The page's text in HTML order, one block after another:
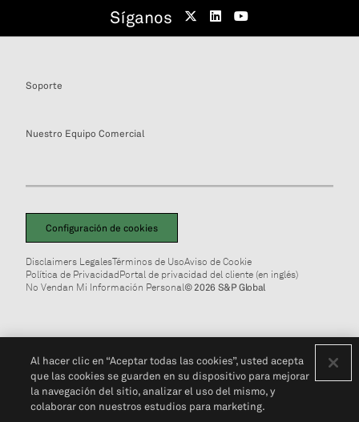
Síganos
Soporte
Nuestro Equipo Comercial
Configuración de cookies
Disclaimers LegalesTérminos de UsoAviso de Cookie
Política de PrivacidadPortal de privacidad del cliente (en inglés)
No Vendan Mi Información Personal© 2026 S&P Global
Al hacer clic en “Aceptar todas las cookies”, usted acepta
que las cookies se guarden en su dispositivo para mejorar
la navegación del sitio, analizar el uso del mismo, y
colaborar con nuestros estudios para marketing.